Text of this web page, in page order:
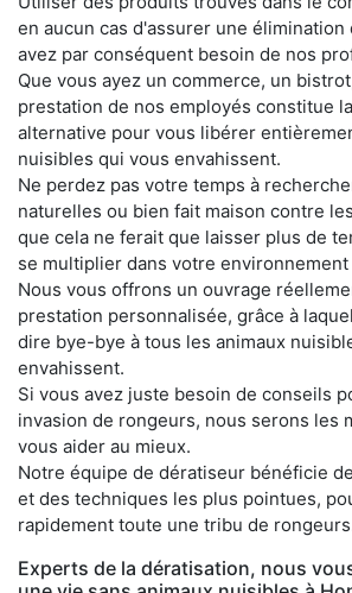
en aucun cas d'assurer une
avez par conséquent besoin de nos
Que vous ayez un commerce, un
prestation de nos employés constitue
alternative pour vous libérer
nuisibles qui vous envahissent.
Ne perdez pas votre temps à
naturelles ou bien fait maison contre
que cela ne ferait que laisser plus de
se multiplier dans votre environnement
Nous vous offrons un ouvrage
prestation personnalisée, grâce à
dire bye-bye à tous les animaux
envahissent.
Si vous avez juste besoin de conseils
invasion de rongeurs, nous serons les
vous aider au mieux.
Notre équipe de dératiseur bénéficie
et des techniques les plus pointues,
rapidement toute une tribu de
Experts de la dératisation, nous